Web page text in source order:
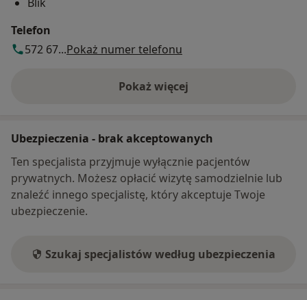
Telefon
572 67...Pokaż numer telefonu
Pokaż więcej
o adresie
Ubezpieczenia - brak akceptowanych
Ten specjalista przyjmuje wyłącznie pacjentów
prywatnych. Możesz opłacić wizytę samodzielnie lub
znaleźć innego specjalistę, który akceptuje Twoje
ubezpieczenie.
Szukaj specjalistów według ubezpieczenia